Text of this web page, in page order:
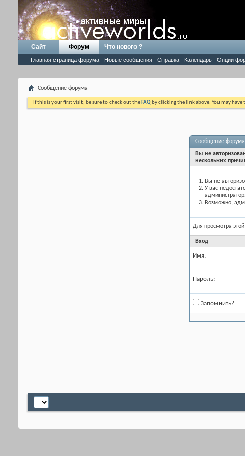
Сайт Форум
Главная страница форума Новые сообщения Справка Календарь Опции
Что нового ?
Сообщение форума
If this is your first visit, be sure to check out the FAQ by clicking the link above. You may have
Сообщение форума
Вы не
нескольких
Вы не
У вас
Возможно,
Для просмотра
Вход
Имя:
Пароль:
Запомнить?